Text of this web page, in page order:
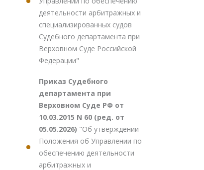
деятельности арбитражных и
специализированных судов
Судебного департамента при
Верховном Суде Российской
Федерации"
Приказ Судебного
департамента при
Верховном Суде РФ от
10.03.2015 N 60 (ред. от
05.05.2026) "Об утверждении
Положения об Управлении по
обеспечению деятельности
арбитражных и